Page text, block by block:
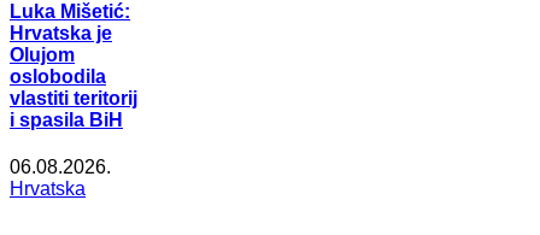
Luka Mišetić:
Hrvatska je
Olujom
oslobodila
vlastiti teritorij
i spasila BiH
06.08.2026.
Hrvatska